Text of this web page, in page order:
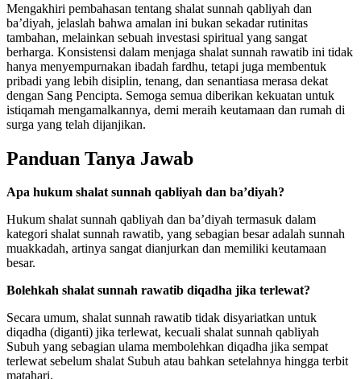
Mengakhiri pembahasan tentang shalat sunnah qabliyah dan
ba’diyah, jelaslah bahwa amalan ini bukan sekadar rutinitas
tambahan, melainkan sebuah investasi spiritual yang sangat
berharga. Konsistensi dalam menjaga shalat sunnah rawatib ini tidak
hanya menyempurnakan ibadah fardhu, tetapi juga membentuk
pribadi yang lebih disiplin, tenang, dan senantiasa merasa dekat
dengan Sang Pencipta. Semoga semua diberikan kekuatan untuk
istiqamah mengamalkannya, demi meraih keutamaan dan rumah di
surga yang telah dijanjikan.
Panduan Tanya Jawab
Apa hukum shalat sunnah qabliyah dan ba’diyah?
Hukum shalat sunnah qabliyah dan ba’diyah termasuk dalam
kategori shalat sunnah rawatib, yang sebagian besar adalah sunnah
muakkadah, artinya sangat dianjurkan dan memiliki keutamaan
besar.
Bolehkah shalat sunnah rawatib diqadha jika terlewat?
Secara umum, shalat sunnah rawatib tidak disyariatkan untuk
diqadha (diganti) jika terlewat, kecuali shalat sunnah qabliyah
Subuh yang sebagian ulama membolehkan diqadha jika sempat
terlewat sebelum shalat Subuh atau bahkan setelahnya hingga terbit
matahari.